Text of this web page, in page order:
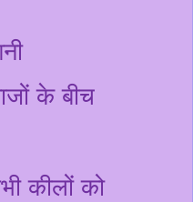
के बीच
कीलों को